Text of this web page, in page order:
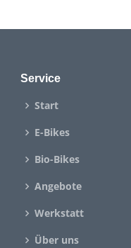
Service
Start
E-Bikes
Bio-Bikes
Angebote
Werkstatt
Über uns